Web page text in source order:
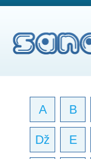
A B
Dž E